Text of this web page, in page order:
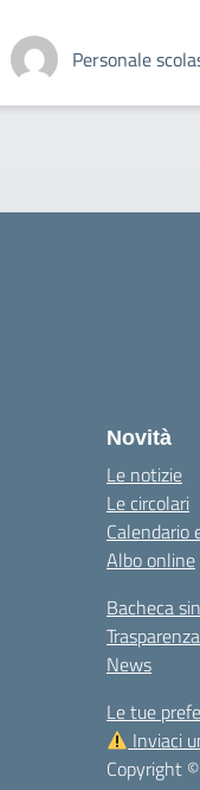
Personale
Novità
Le notizie
Le circolari
Calendario
Albo online
Bacheca
Trasparenza
News
Le tue
Inviaci
Copyright